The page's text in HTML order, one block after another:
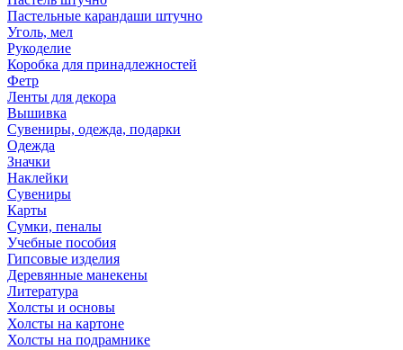
Пастельные карандаши штучно
Уголь, мел
Рукоделие
Коробка для принадлежностей
Фетр
Ленты для декора
Вышивка
Сувениры, одежда, подарки
Одежда
Значки
Наклейки
Сувениры
Карты
Сумки, пеналы
Учебные пособия
Гипсовые изделия
Деревянные манекены
Литература
Холсты и основы
Холсты на картоне
Холсты на подрамнике